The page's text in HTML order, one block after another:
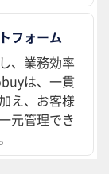
フォーム
、業務効率
は、一貫
え、お客様
元管理でき